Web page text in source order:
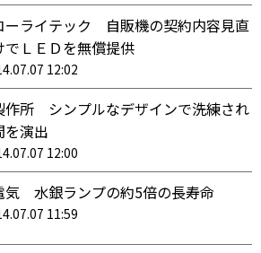
ーライテック 自販機の契約内容見直
でＬＥＤを無償提供
12:02
作所 シンプルなデザインで洗練され
を演出
12:00
気 水銀ランプの約5倍の長寿命
11:59